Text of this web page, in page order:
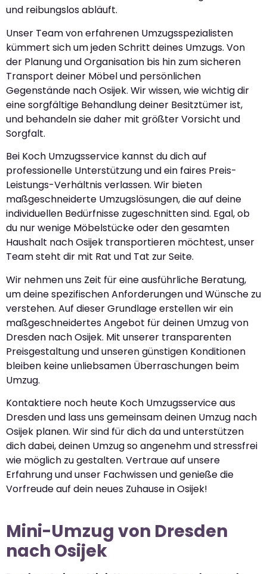
und reibungslos abläuft.
Unser Team von erfahrenen Umzugsspezialisten
kümmert sich um jeden Schritt deines Umzugs. Von
der Planung und Organisation bis hin zum sicheren
Transport deiner Möbel und persönlichen
Gegenstände nach Osijek. Wir wissen, wie wichtig dir
eine sorgfältige Behandlung deiner Besitztümer ist,
und behandeln sie daher mit größter Vorsicht und
Sorgfalt.
Bei Koch Umzugsservice kannst du dich auf
professionelle Unterstützung und ein faires Preis-
Leistungs-Verhältnis verlassen. Wir bieten
maßgeschneiderte Umzugslösungen, die auf deine
individuellen Bedürfnisse zugeschnitten sind. Egal, ob
du nur wenige Möbelstücke oder den gesamten
Haushalt nach Osijek transportieren möchtest, unser
Team steht dir mit Rat und Tat zur Seite.
Wir nehmen uns Zeit für eine ausführliche Beratung,
um deine spezifischen Anforderungen und Wünsche zu
verstehen. Auf dieser Grundlage erstellen wir ein
maßgeschneidertes Angebot für deinen Umzug von
Dresden nach Osijek. Mit unserer transparenten
Preisgestaltung und unseren günstigen Konditionen
bleiben keine unliebsamen Überraschungen beim
Umzug.
Kontaktiere noch heute Koch Umzugsservice aus
Dresden und lass uns gemeinsam deinen Umzug nach
Osijek planen. Wir sind für dich da und unterstützen
dich dabei, deinen Umzug so angenehm und stressfrei
wie möglich zu gestalten. Vertraue auf unsere
Erfahrung und unser Fachwissen und genieße die
Vorfreude auf dein neues Zuhause in Osijek!
Mini-Umzug von Dresden
nach Osijek